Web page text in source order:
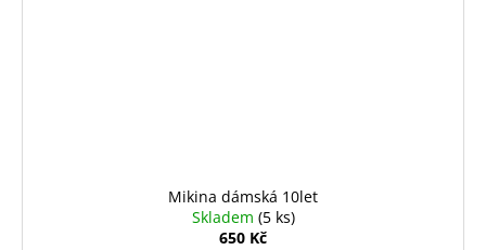
Mikina dámská 10let
Skladem (5 ks)
650 Kč